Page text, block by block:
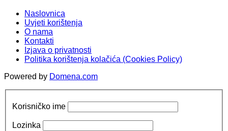
Naslovnica
Uvjeti korištenja
O nama
Kontakti
Izjava o privatnosti
Politika korištenja kolačića (Cookies Policy)
Powered by Domena.com
Korisničko ime
Lozinka